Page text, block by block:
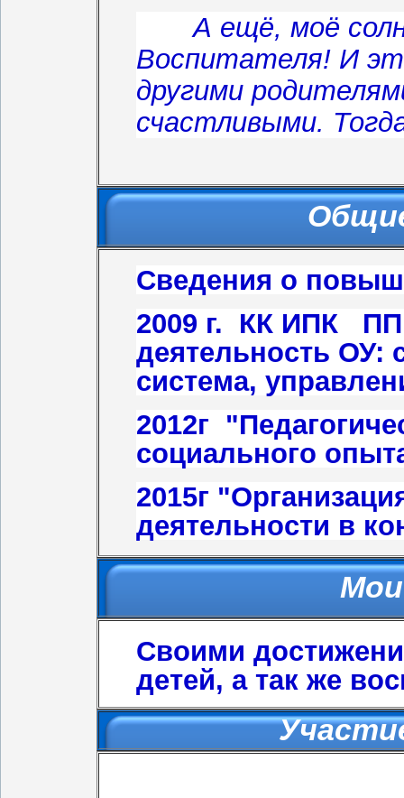
А ещё, моё
Воспитателя! И
другими
счастливыми.
Сведения о
2009 г. КК ИПК
деятельность ОУ:
система,
2012г "Педагоги
социального
2015г "Организац
деятельности в
Своими
детей, а так же